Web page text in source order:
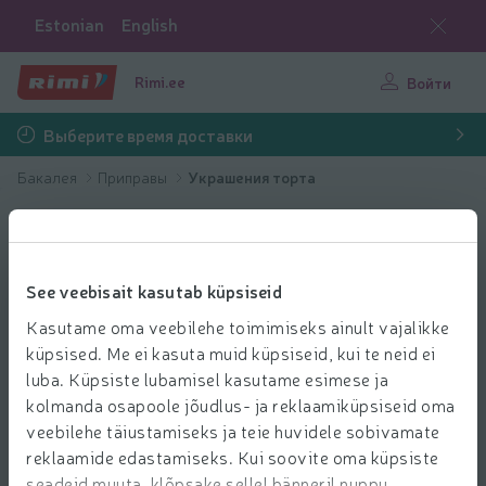
See veebisait kasutab küpsiseid
Kasutame oma veebilehe toimimiseks ainult vajalikke
küpsised. Me ei kasuta muid küpsiseid, kui te neid ei
luba. Küpsiste lubamisel kasutame esimese ja
kolmanda osapoole jõudlus- ja reklaamiküpsiseid oma
veebilehe täiustamiseks ja teie huvidele sobivamate
reklaamide edastamiseks. Kui soovite oma küpsiste
Estonian English
Rimi.ee Войти
Выберите время доставки
Бакалея Приправы Украшения торта